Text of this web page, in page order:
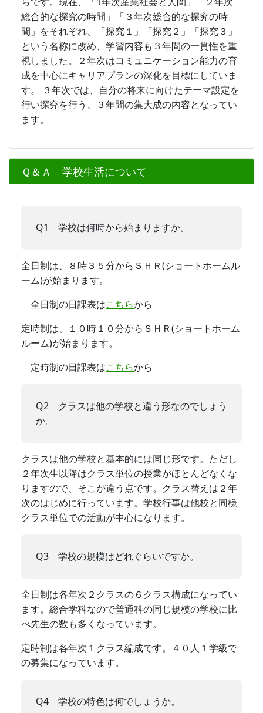
総合的な探究の時間」「３年次総合的な探究の時
間」をそれぞれ、「探究１」「探究２」「探究３」
という名称に改め、学習内容も３年間の一貫性を重
視しました。２年次はコミュニケーション能力の育
成を中心にキャリアプランの深化を目標にしていま
す。 ３年次では、自分の将来に向けたテーマ設定を
行い探究を行う、３年間の集大成の内容となってい
ます。
Ｑ＆Ａ 学校生活について
Q1 学校は何時から始まりますか。
全日制は、８時３５分からＳＨＲ(ショートホームル
ーム)が始まります。
全日制の日課表はこちらから
定時制は、１０時１０分からＳＨＲ(ショートホーム
ルーム)が始まります。
定時制の日課表はこちらから
Q2 クラスは他の学校と違う形なのでしょう
か。
クラスは他の学校と基本的には同じ形です。ただし
２年次生以降はクラス単位の授業がほとんどなくな
りますので、そこが違う点です。クラス替えは２年
次のはじめに行っています。学校行事は他校と同様
クラス単位での活動が中心になります。
Q3 学校の規模はどれぐらいですか。
全日制は各年次２クラスの６クラス構成になってい
ます。総合学科なので普通科の同じ規模の学校に比
べ先生の数も多くなっています。
定時制は各年次１クラス編成です。４０人１学級で
の募集になっています。
Q4 学校の特色は何でしょうか。